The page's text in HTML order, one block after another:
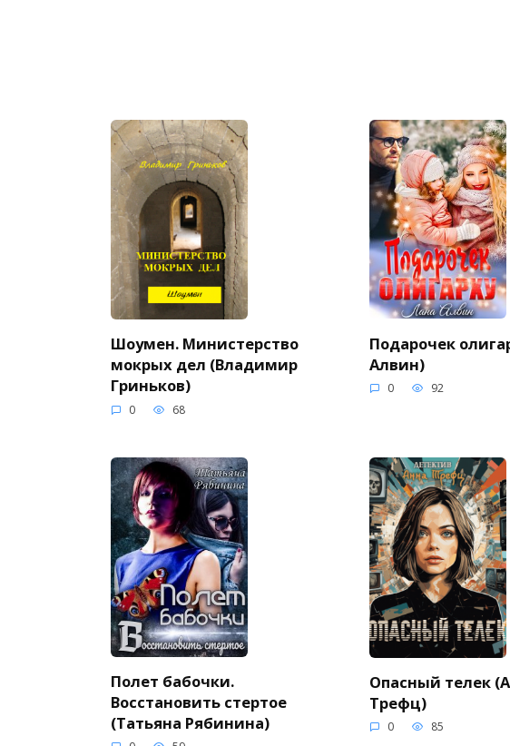
Шоумен. Министерство
мокрых дел (Владимир
Гриньков)
0 68
Подарочек
Алвин)
0 92
Полет бабочки.
Восстановить стертое
(Татьяна Рябинина)
Опасный телек
Трефц)
0 85